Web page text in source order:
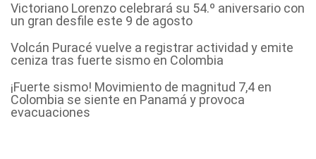
Victoriano Lorenzo celebrará su 54.º aniversario con
un gran desfile este 9 de agosto
Volcán Puracé vuelve a registrar actividad y emite
ceniza tras fuerte sismo en Colombia
¡Fuerte sismo! Movimiento de magnitud 7,4 en
Colombia se siente en Panamá y provoca
evacuaciones